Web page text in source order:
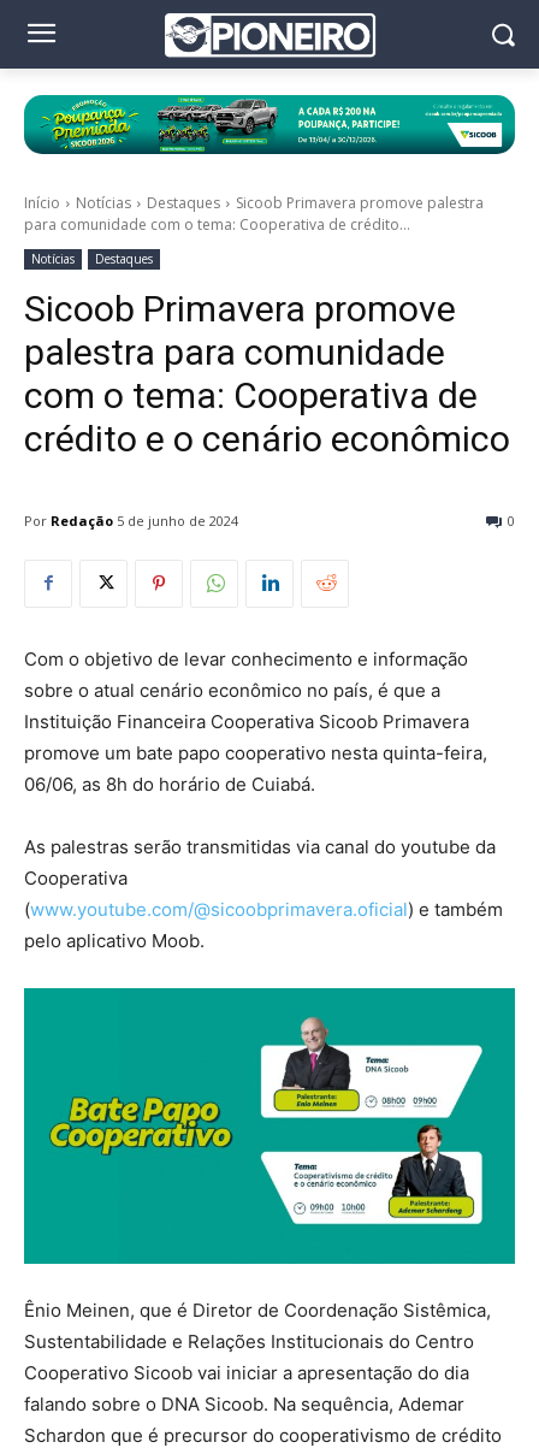
Início Notícias Destaques
Sicoob Primavera promove palestra
para comunidade com o tema: Cooperativa de crédito...
Notícias Destaques
Sicoob Primavera promove
palestra para comunidade
com o tema: Cooperativa de
crédito e o cenário econômico
Por Redação 0
5 de junho de 2024
Com o objetivo de levar conhecimento e informação
sobre o atual cenário econômico no país, é que a
Instituição Financeira Cooperativa Sicoob Primavera
promove um bate papo cooperativo nesta quinta-feira,
06/06, as 8h do horário de Cuiabá.
As palestras serão transmitidas via canal do youtube da
Cooperativa
(www.youtube.com/@sicoobprimavera.oficial) e também
pelo aplicativo Moob.
Ênio Meinen, que é Diretor de Coordenação Sistêmica,
Sustentabilidade e Relações Institucionais do Centro
Cooperativo Sicoob vai iniciar a apresentação do dia
falando sobre o DNA Sicoob. Na sequência, Ademar
Schardon que é precursor do cooperativismo de crédito